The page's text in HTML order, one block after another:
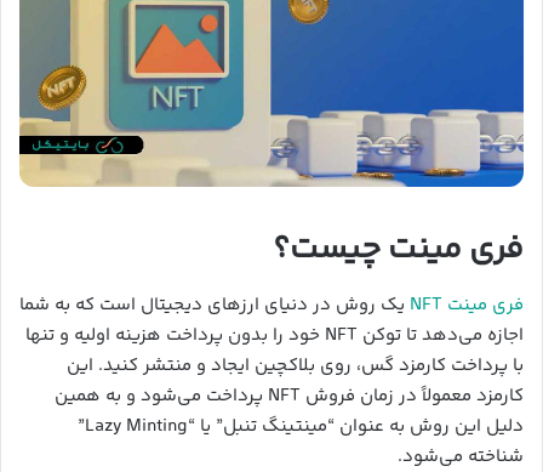
فری مینت چیست؟
فری مینت NFT
یک روش در دنیای ارزهای دیجیتال است که به شما
اجازه می‌دهد تا توکن NFT خود را بدون پرداخت هزینه اولیه و تنها
با پرداخت کارمزد گس، روی بلاکچین ایجاد و منتشر کنید. این
کارمزد معمولاً در زمان فروش NFT پرداخت می‌شود و به همین
دلیل این روش به عنوان “مینتینگ تنبل” یا “Lazy Minting”
شناخته می‌شود.